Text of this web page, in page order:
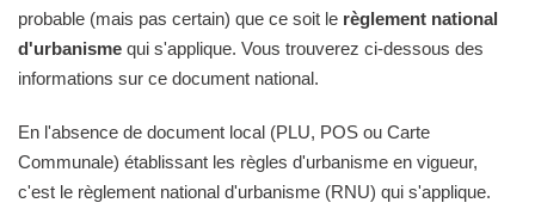
probable (mais pas certain) que ce soit le règlement national
d'urbanisme qui s'applique. Vous trouverez ci-dessous des
informations sur ce document national.
En l'absence de document local (PLU, POS ou Carte
Communale) établissant les règles d'urbanisme en vigueur,
c'est le règlement national d'urbanisme (RNU) qui s'applique.